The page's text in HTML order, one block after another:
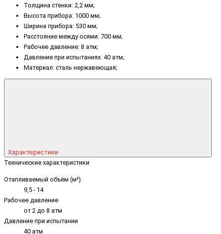
Толщина стенки: 2,2 мм;
Высота прибора: 1000 мм;
Ширина прибора: 530 мм;
Расстояние между осями: 700 мм;
Рабочее давление: 8 атм;
Давление при испытаниях: 40 атм;
Материал: сталь нержавеющая;
Характеристики
Технические характеристики
Отапливаемый объём (м³)
9,5 - 14
Рабочее давление
от 2 до 8 атм
Давление при испытании
40 атм